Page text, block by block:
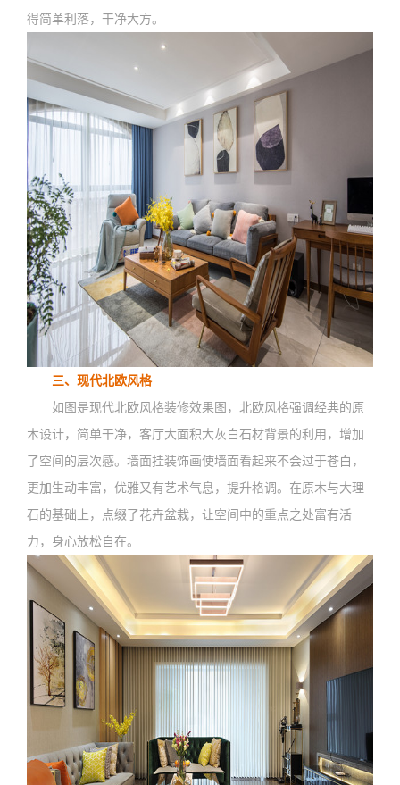
得简单利落，干净大方。
三、现代北欧风格
如图是现代北欧风格装修效果图，北欧风格强调经典的原
木设计，简单干净，客厅大面积大灰白石材背景的利用，增加
了空间的层次感。墙面挂装饰画使墙面看起来不会过于苍白，
更加生动丰富，优雅又有艺术气息，提升格调。在原木与大理
石的基础上，点缀了花卉盆栽，让空间中的重点之处富有活
力，身心放松自在。